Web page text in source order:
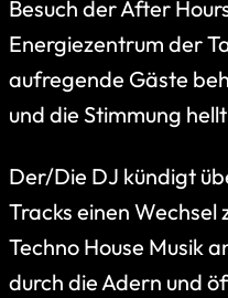
Besuch der After
Energiezentrum der
aufregende Gäste
und die Stimmung
Der/Die DJ kündigt
Tracks einen
Techno House Musik
durch die Adern und